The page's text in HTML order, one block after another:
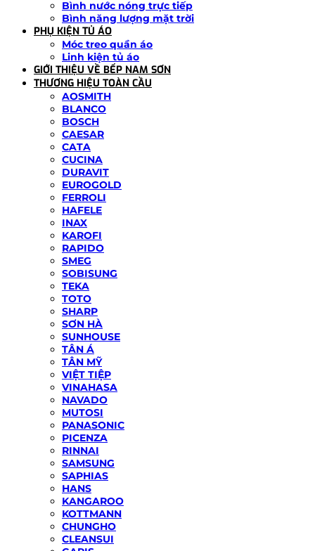
Bình nước nóng trực tiếp
Bình năng lượng mặt trời
PHỤ KIỆN TỦ ÁO
Móc treo quần áo
Linh kiện tủ áo
GIỚI THIỆU VỀ BẾP NAM SƠN
THƯƠNG HIỆU TOÀN CẦU
AOSMITH
BLANCO
BOSCH
CAESAR
CATA
CUCINA
DURAVIT
EUROGOLD
FERROLI
HAFELE
INAX
KAROFI
RAPIDO
SMEG
SOBISUNG
TEKA
TOTO
SHARP
SƠN HÀ
SUNHOUSE
TÂN Á
TÂN MỸ
VIỆT TIỆP
VINAHASA
NAVADO
MUTOSI
PANASONIC
PICENZA
RINNAI
SAMSUNG
SAPHIAS
HANS
KANGAROO
KOTTMANN
CHUNGHO
CLEANSUI